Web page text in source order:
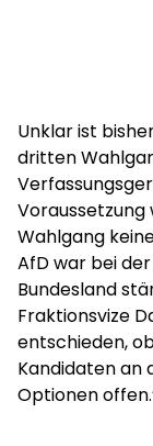
Unklar ist
dritten
Voraussetzung
Wahlgang
AfD war bei
Bundesland
Fraktionsvize
entschieden,
Kandidaten an
Optionen